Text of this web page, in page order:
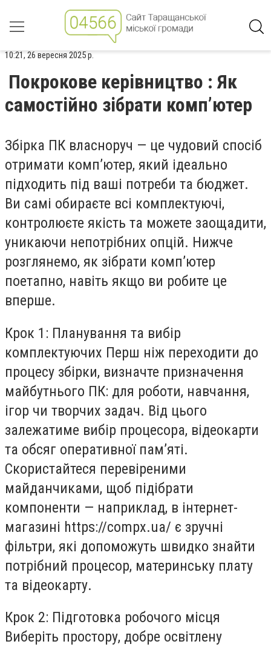
10:21, 26 вересня 2025 р.
Покрокове керівництво : Як
самостійно зібрати комп’ютер
Збірка ПК власноруч — це чудовий спосіб
отримати комп’ютер, який ідеально
підходить під ваші потреби та бюджет.
Ви самі обираєте всі комплектуючі,
контролюєте якість та можете заощадити,
уникаючи непотрібних опцій. Нижче
розглянемо, як зібрати комп’ютер
поетапно, навіть якщо ви робите це
вперше.
Крок 1: Планування та вибір
комплектуючих Перш ніж переходити до
процесу збірки, визначте призначення
майбутнього ПК: для роботи, навчання,
ігор чи творчих задач. Від цього
залежатиме вибір процесора, відеокарти
та обсяг оперативної пам’яті.
Скористайтеся перевіреними
майданчиками, щоб підібрати
компоненти — наприклад, в інтернет-
магазині https://compx.ua/ є зручні
фільтри, які допоможуть швидко знайти
потрібний процесор, материнську плату
та відеокарту.
Крок 2: Підготовка робочого місця
Виберіть простору, добре освітлену